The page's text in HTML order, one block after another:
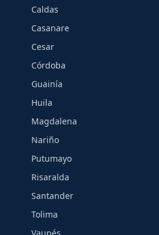
Caldas
Casanare
Cesar
Córdoba
Guainía
Huila
Magdalena
Nariño
Putumayo
Risaralda
Santander
Tolima